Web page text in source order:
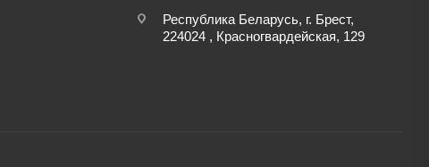
Республика Беларусь, г. Брест,
224024 , Красногвардейская, 129